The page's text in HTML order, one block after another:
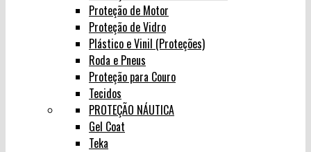
Proteção de Motor
Proteção de Vidro
Plástico e Vinil (Proteções)
Roda e Pneus
Proteção para Couro
Tecidos
PROTEÇÃO NÁUTICA
Gel Coat
Teka